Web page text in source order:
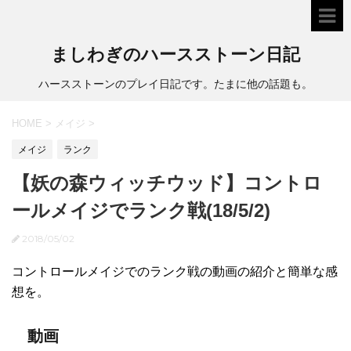
ましわぎのハースストーン日記
ハースストーンのプレイ日記です。たまに他の話題も。
HOME > メイジ >
メイジ ランク
【妖の森ウィッチウッド】コントロ
ールメイジでランク戦(18/5/2)
2018/05/02
コントロールメイジでのランク戦の動画の紹介と簡単な感
想を。
動画